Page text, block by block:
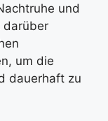
und
darüber
um die
dauerhaft zu